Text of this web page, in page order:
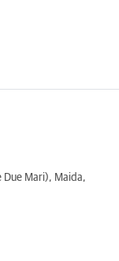
Due Mari), Maida,